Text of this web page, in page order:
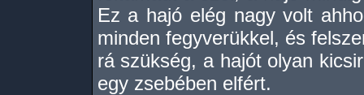
Ez a hajó elég nagy volt
minden fegyverükkel, és
rá szükség, a hajót olyan
egy zsebében elfért.